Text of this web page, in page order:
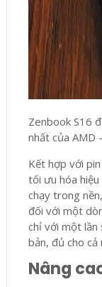
Zenbook S16
nhất của AMD
Kết hợp với
tối ưu hóa
chạy trong
đối với một
chỉ với một lần
bản, đủ cho cả
Nâng